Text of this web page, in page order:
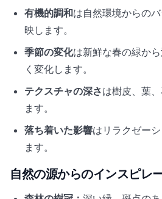
有機的調和は自然環境からの
映します。
季節の変化は新鮮な春の緑か
く変化します。
テクスチャの深さは樹皮、葉
ます。
落ち着いた影響はリラクゼー
ます。
自然の源からのインスピレ